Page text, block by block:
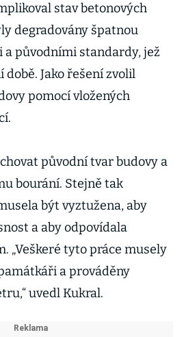
stav betonových
degradovány špatnou
původními standardy, jež
Jako řešení zvolil
pomocí vložených
původní tvar budovy a
bourání. Stejně tak
být vyztužena, aby
a aby odpovídala
„Veškeré tyto práce musely
a prováděny
uvedl Kukral.